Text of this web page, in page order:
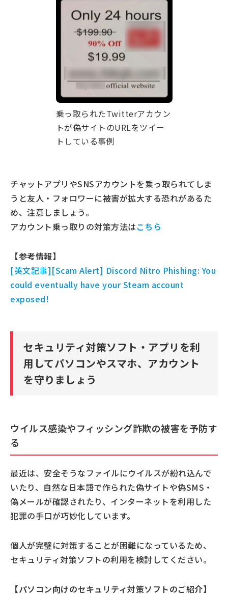
乗っ取られたTwitterアカウン
トが偽サイトのURLをツイー
トしている事例
チャットアプリやSNSアカウントを乗っ取られてしま
うと友人・フォロワーに被害が拡大する恐れがあるた
め、注意しましょう。
アカウント乗っ取りの対策方法はこちら
【参考情報】
[英文記事][Scam Alert] Discord Nitro Phishing: You
could eventually have your Steam account
exposed!
セキュリティ対策ソフト・アプリを利
用してパソコンやスマホ、アカウント
を守りましょう
ウイルス感染やフィッシング詐欺の被害を予防す
る
最近は、安全そうなファイルにウイルスが紛れ込んで
いたり、自然な日本語で作られた偽サイトや偽SMS・
偽メールが確認されたり、インターネットを利用した
犯罪の手口が巧妙化しています。
個人が完璧に対策することが困難になっているため、
セキュリティ対策ソフトの利用を検討してください。
【パソコン向けのセキュリティ対策ソフトのご紹介】